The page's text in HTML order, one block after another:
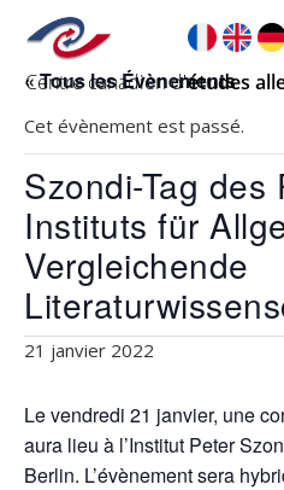
« Tous les Évènements
Cet évènement est passé.
Szondi-Tag des
Instituts für
Vergleichende
21 janvier 2022
Le vendredi 21 janvier, une
aura lieu à l’Institut Peter
Berlin. L’évènement sera